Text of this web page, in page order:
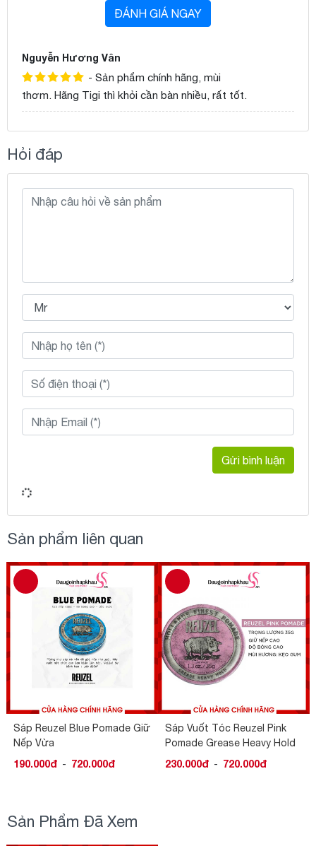
ĐÁNH GIÁ NGAY
Nguyễn Hương Vân
- Sản phẩm chính hãng, mùi
thơm. Hãng Tigi thì khỏi cần bàn nhiều, rất tốt.
Hỏi đáp
Gửi bình luận
Sản phẩm liên quan
Sáp Reuzel Blue Pomade Giữ
Nếp Vừa
190.000đ - 720.000đ
Sáp Vuốt Tóc Reuzel Pink
Pomade Grease Heavy Hold
230.000đ - 720.000đ
Sản Phẩm Đã Xem